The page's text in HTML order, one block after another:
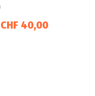
CHF 40,00